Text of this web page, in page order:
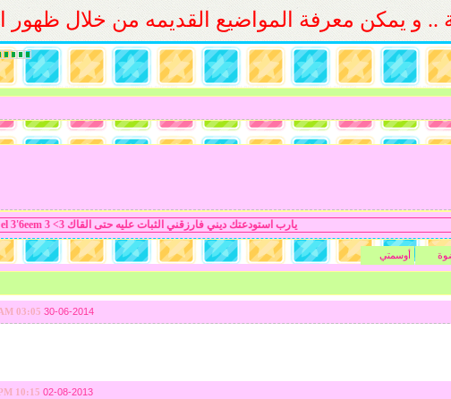
.. و يمكن معرفة المواضيع القديمه من خلال ظهور
يارب استودعتك ديني فارزقني الثبات عليه حتى القاك Sb7anallah w b7mdh sb7anallah el 3'6eem 3 <3
أوسمتي
30-06-2014
03:05 AM
02-08-2013
10:15 PM